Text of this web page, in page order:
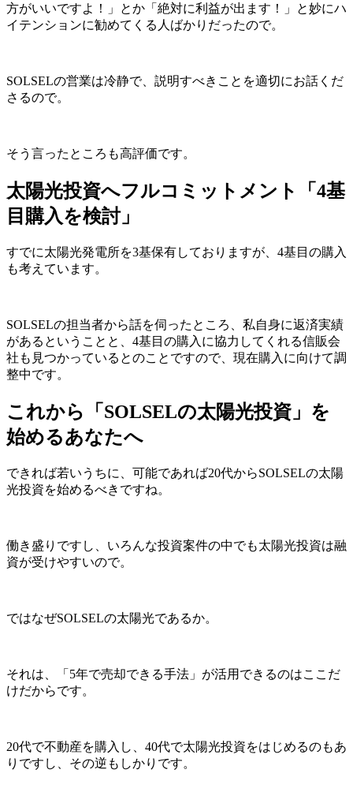
方がいいですよ！」とか「絶対に利益が出ます！」と妙にハ
イテンションに勧めてくる人ばかりだったので。
SOLSELの営業は冷静で、説明すべきことを適切にお話くだ
さるので。
そう言ったところも高評価です。
太陽光投資へフルコミットメント「4基
目購入を検討」
すでに太陽光発電所を3基保有しておりますが、4基目の購入
も考えています。
SOLSELの担当者から話を伺ったところ、私自身に返済実績
があるということと、4基目の購入に協力してくれる信販会
社も見つかっているとのことですので、現在購入に向けて調
整中です。
これから「SOLSELの太陽光投資」を
始めるあなたへ
できれば若いうちに、可能であれば20代からSOLSELの太陽
光投資を始めるべきですね。
働き盛りですし、いろんな投資案件の中でも太陽光投資は融
資が受けやすいので。
ではなぜSOLSELの太陽光であるか。
それは、「5年で売却できる手法」が活用できるのはここだ
けだからです。
20代で不動産を購入し、40代で太陽光投資をはじめるのもあ
りですし、その逆もしかりです。